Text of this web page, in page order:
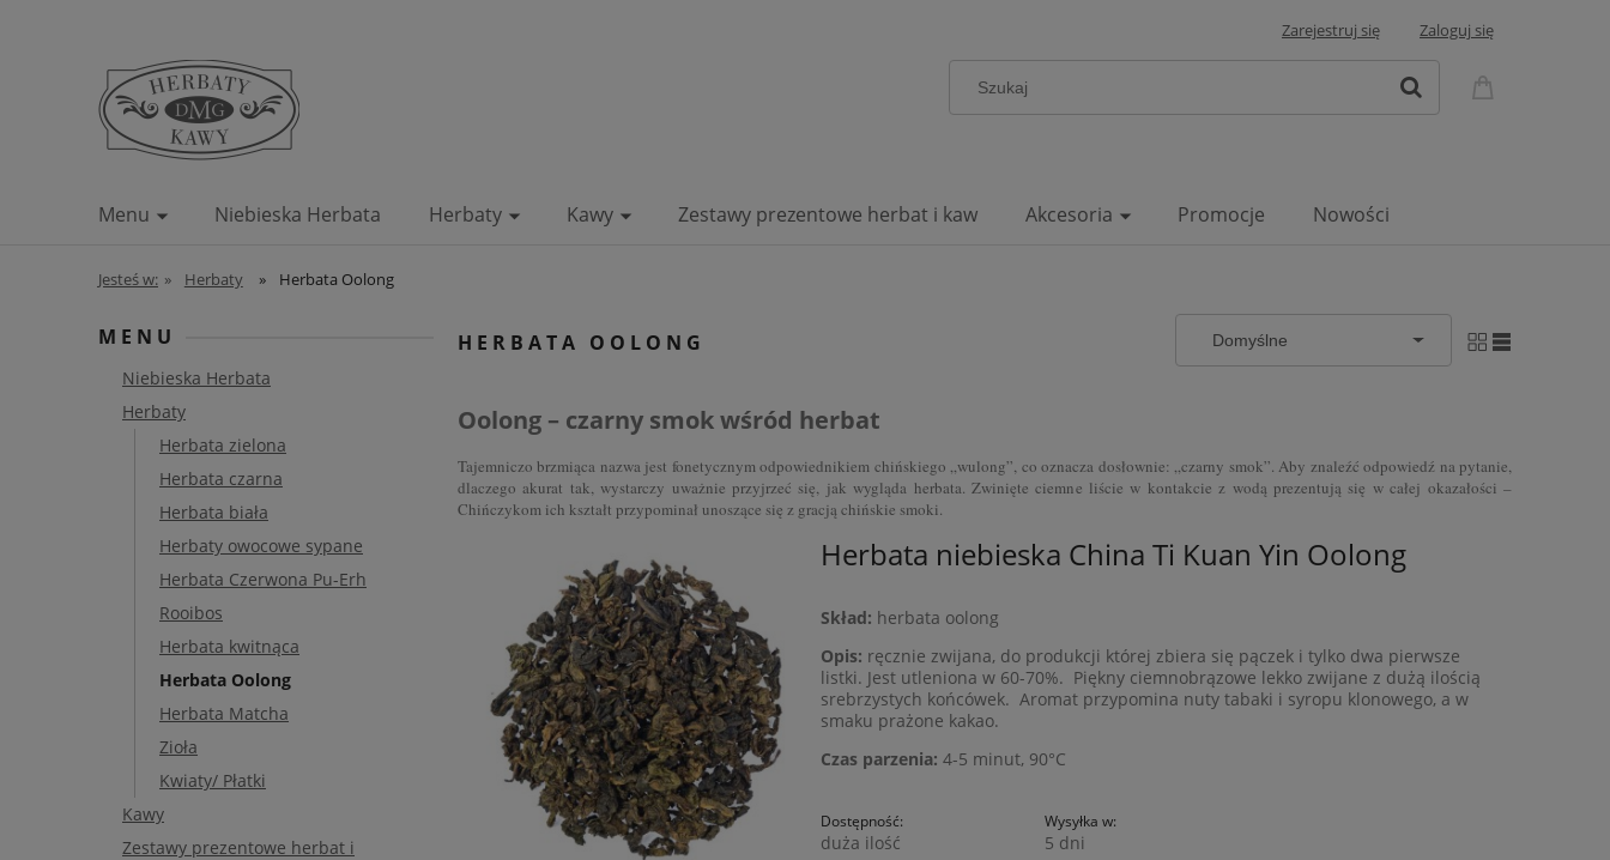
Zarejestruj się Zaloguj się
Menu Niebieska Herbata Herbaty Kawy Zestawy prezentowe herbat i kaw Akcesoria Promocje Nowości
Blog Kontakt
Jesteś w: » Herbaty » Herbata Oolong
MENU
Niebieska Herbata
Herbaty
Herbata zielona
Herbata czarna
Herbata biała
Herbaty owocowe sypane
Herbata Czerwona Pu-Erh
Rooibos
Herbata kwitnąca
Herbata Oolong
Herbata Matcha
Zioła
Kwiaty/ Płatki
Kawy
Zestawy prezentowe herbat i
HERBATA OOLONG
Oolong – czarny smok wśród herbat
Tajemniczo brzmiąca nazwa jest fonetycznym odpowiednikiem chińskiego „wulong”, co oznacza dosłownie: „czarny smok”. Aby znaleźć odpowiedź na pytanie,
dlaczego akurat tak, wystarczy uważnie przyjrzeć się, jak wygląda herbata. Zwinięte ciemne liście w kontakcie z wodą prezentują się w całej okazałości –
Chińczykom ich kształt przypominał unoszące się z gracją chińskie smoki.
Herbata niebieska China Ti Kuan Yin Oolong
Skład: herbata oolong
Opis: ręcznie zwijana, do produkcji której zbiera się pączek i tylko dwa pierwsze
listki. Jest utleniona w 60-70%. Piękny ciemnobrązowe lekko zwijane z dużą ilością
srebrzystych końcówek. Aromat przypomina nuty tabaki i syropu klonowego, a w
smaku prażone kakao.
Czas parzenia: 4-5 minut, 90°C
Dostępność:
duża ilość
Wysyłka w:
5 dni